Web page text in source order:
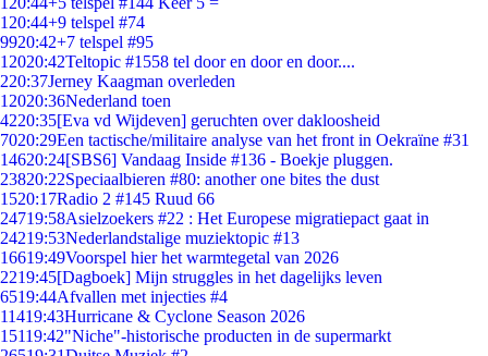
1 20:44+9 telspel #74
9920:42+7 telspel #95
12020:42Teltopic #1558 tel door en door en door....
220:37Jerney Kaagman overleden
12020:36Nederland toen
4220:35[Eva vd Wijdeven] geruchten over dakloosheid
7020:29Een tactische/militaire analyse van het front in Oekraïne #31
14620:24[SBS6] Vandaag Inside #136 - Boekje pluggen.
23820:22Speciaalbieren #80: another one bites the dust
1520:17Radio 2 #145 Ruud 66
24719:58Asielzoekers #22 : Het Europese migratiepact gaat in
24219:53Nederlandstalige muziektopic #13
16619:49Voorspel hier het warmtegetal van 2026
2219:45[Dagboek] Mijn struggles in het dagelijks leven
6519:44Afvallen met injecties #4
11419:43Hurricane & Cyclone Season 2026
15119:42"Niche"-historische producten in de supermarkt